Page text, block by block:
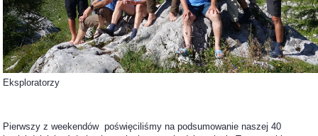
Eksploratorzy
Pierwszy z weekendów poświęciliśmy na podsumowanie naszej 40